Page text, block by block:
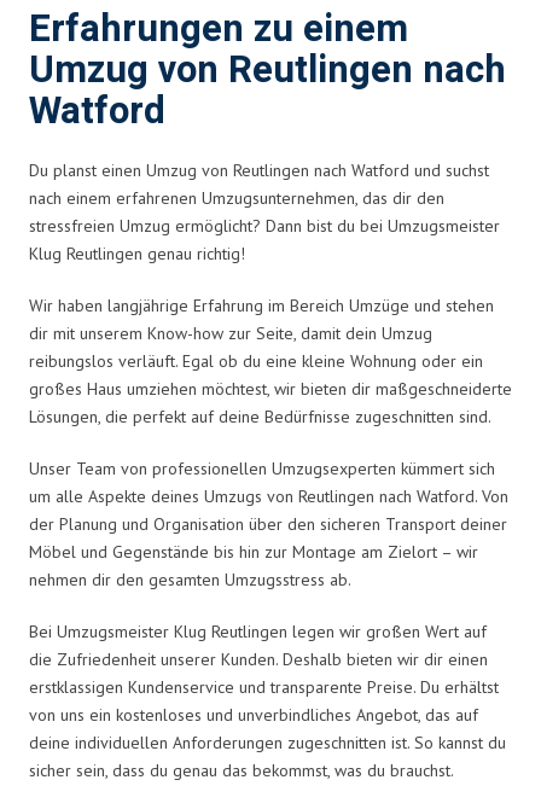
Erfahrungen zu einem
Umzug von Reutlingen nach
Watford
Du planst einen Umzug von Reutlingen nach Watford und suchst
nach einem erfahrenen Umzugsunternehmen, das dir den
stressfreien Umzug ermöglicht? Dann bist du bei Umzugsmeister
Klug Reutlingen genau richtig!
Wir haben langjährige Erfahrung im Bereich Umzüge und stehen
dir mit unserem Know-how zur Seite, damit dein Umzug
reibungslos verläuft. Egal ob du eine kleine Wohnung oder ein
großes Haus umziehen möchtest, wir bieten dir maßgeschneiderte
Lösungen, die perfekt auf deine Bedürfnisse zugeschnitten sind.
Unser Team von professionellen Umzugsexperten kümmert sich
um alle Aspekte deines Umzugs von Reutlingen nach Watford. Von
der Planung und Organisation über den sicheren Transport deiner
Möbel und Gegenstände bis hin zur Montage am Zielort – wir
nehmen dir den gesamten Umzugsstress ab.
Bei Umzugsmeister Klug Reutlingen legen wir großen Wert auf
die Zufriedenheit unserer Kunden. Deshalb bieten wir dir einen
erstklassigen Kundenservice und transparente Preise. Du erhältst
von uns ein kostenloses und unverbindliches Angebot, das auf
deine individuellen Anforderungen zugeschnitten ist. So kannst du
sicher sein, dass du genau das bekommst, was du brauchst.